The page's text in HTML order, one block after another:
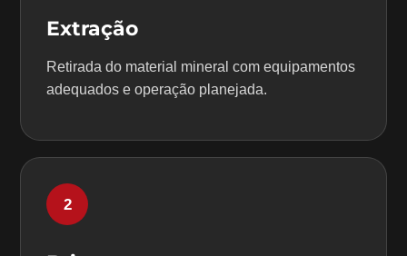
Extração
Retirada do material mineral com equipamentos
adequados e operação planejada.
2